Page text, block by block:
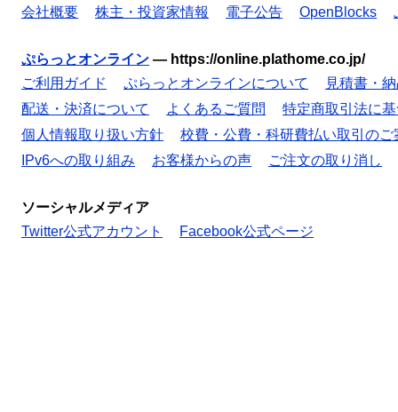
会社概要
株主・投資家情報 電子公告 OpenBlocks
ぷらっとオンライン — https://online.plathome.co.jp/
ご利用ガイド
ぷらっとオンラインについて
見積書・
配送・決済について
よくあるご質問
特定商取引法に
個人情報取り扱い方針
校費・公費・科研費払い取引のご
IPv6への取り組み
お客様からの声 ご注文の取り消し
ソーシャルメディア
Twitter公式アカウント
Facebook公式ページ